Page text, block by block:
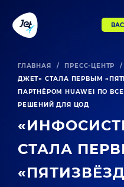
ГЛАВНАЯ / ПРЕСС-ЦЕНТР /
ДЖЕТ» СТАЛА ПЕРВЫМ
ПАРТНЁРОМ HUAWEI ПО
РЕШЕНИЙ ДЛЯ ЦОД
СТАЛА